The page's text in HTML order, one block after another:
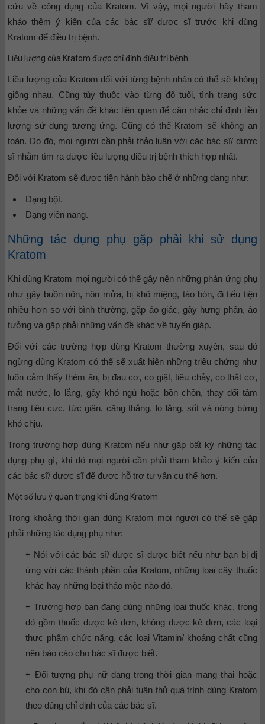
cứu về công dụng của Kratom. Vì vậy, mọi người hãy tham
khảo thêm ý kiến của các bác sĩ/ dược sĩ trước khi dùng
Kratom để điều trị bệnh.
Liều lượng của Kratom được chỉ định điều trị bệnh
Liều lượng của Kratom đối với từng bệnh nhân có thể sẽ không
giống nhau. Cũng tùy thuộc vào từng độ tuổi, tình trạng sức
khỏe và những vấn đề khác liên quan để cân nhắc chỉ định liều
lượng sử dụng tương ứng. Cũng có thể Kratom sẽ không an
toàn. Do đó, mọi người cần phải thảo luận với các bác sĩ/ dược
sĩ nhằm tìm ra được liều lượng điều trị bệnh thích hợp nhất.
Đối với Kratom sẽ được tiến hành bào chế ở những dạng như:
Dạng bột.
Dạng viên nang.
Những tác dụng phụ gặp phải khi sử dụng
Kratom
Khi dùng Kratom mọi người có thể gây nên những phản ứng phụ
như gây buồn nôn, nôn mửa, bị khô miệng, táo bón, đi tiểu tiện
nhiều hơn so với bình thường, gặp ảo giác, gây hưng phấn, ảo
tưởng và gặp phải những vấn đề khác về tuyến giáp.
Đối với các trường hợp dùng Kratom thường xuyên, sau đó
ngừng dùng Kratom có thể sẽ xuất hiện những triệu chứng như
luôn cảm thấy thèm ăn, bị đau cơ, co giật, tiêu chảy, co thắt cơ,
mắt nước, lo lắng, gây khó ngủ hoặc bồn chồn, thay đổi tâm
trạng tiêu cực, tức giận, căng thẳng, lo lắng, sốt và nóng bừng
khó chịu.
Trong trường hợp dùng Kratom nếu như gặp bất kỳ những tác
dụng phụ gì, khi đó mọi người cần phải tham khảo ý kiến của
các bác sĩ/ dược sĩ để được hỗ trợ tư vấn cụ thể hơn.
Một số lưu ý quan trọng khi dùng Kratom
Trong khoảng thời gian dùng Kratom mọi người có thể sẽ gặp
phải những tác dụng phụ như:
+ Nói với các bác sĩ/ dược sĩ được biết nếu như bạn bị dị
ứng với các thành phần của Kratom, những loại cây thuốc
khác hay những loại thảo mộc nào đó.
+ Trường hợp bạn đang dùng những loại thuốc khác, trong
đó gồm thuốc được kê đơn, không được kê đơn, các loại
thực phẩm chức năng, các loại Vitamin/ khoáng chất cũng
nên báo cáo cho bác sĩ được biết.
+ Đối tượng phụ nữ đang trong thời gian mang thai hoặc
cho con bú, khi đó cần phải tuân thủ quá trình dùng Kratom
theo đúng chỉ định của các bác sĩ.